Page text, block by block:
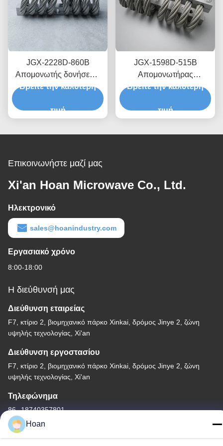
JGX-2228D-860B
Απομονωτής δονήσεων
συρματόπλεγματος
σύνθεση Ταχεία
Προσαρμόσιμος
Βρείτε την καλύτερη
τιμή
JGX-1598D-515B
Απομονωτήρας
κραδασμών με
παρέχει κλιμακούμενη
απομόνωση θορύβου
Βρείτε την καλύτερη
τιμή
Επικοινωνήστε μαζί μας
Xi'an Hoan Microwave Co., Ltd.
Ηλεκτρονικό
sales@hoanindustry.com
Εργασιακό χρόνο
8:00-18:00
Η διεύθυνσή μας
Διεύθυνση εταιρείας
F7, κτίριο 2, βιομηχανικό πάρκο Xinkai, δρόμος Jinye 2, ζώνη
υψηλής τεχνολογίας, Xi'an
Διεύθυνση εργοστασίου
F7, κτίριο 2, βιομηχανικό πάρκο Xinkai, δρόμος Jinye 2, ζώνη
υψηλής τεχνολογίας, Xi'an
Τηλεφώνημα
86--18740357801
Hoan